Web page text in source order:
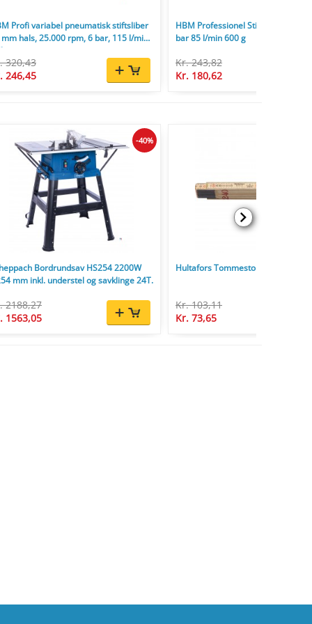
Profi variabel pneumatisk stiftsliber
hals, 25.000 rpm, 6 bar, 115 l/min,
320,43
246,45
HBM Professionel Stiftsliber
bar 85 l/min 600 g
Kr. 243,82
Kr. 180,62
Bordrundsav HS254 2200W
mm inkl. understel og savklinge 24T.
2188,27
1563,05
-40%
Hultafors Tommestok 59 2,4 m -
Kr. 103,11
Kr. 73,65